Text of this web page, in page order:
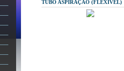
TUBO ASPIRAÇÃO (FLEXIVEL)